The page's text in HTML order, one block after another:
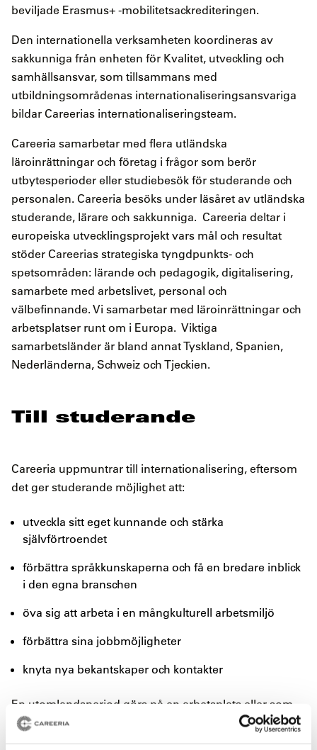
beviljade Erasmus+ -mobilitetsackrediteringen.
Den internationella verksamheten koordineras av
sakkunniga från enheten för Kvalitet, utveckling och
samhällsansvar, som tillsammans med
utbildningsområdenas internationaliseringsansvariga
bildar Careerias internationaliseringsteam.
Careeria samarbetar med flera utländska
läroinrättningar och företag i frågor som berör
utbytesperioder eller studiebesök för studerande och
personalen. Careeria besöks under läsåret av utländska
studerande, lärare och sakkunniga. Careeria deltar i
europeiska utvecklingsprojekt vars mål och resultat
stöder Careerias strategiska tyngdpunkts- och
spetsområden: lärande och pedagogik, digitalisering,
samarbete med arbetslivet, personal och
välbefinnande. Vi samarbetar med läroinrättningar och
arbetsplatser runt om i Europa. Viktiga
samarbetsländer är bland annat Tyskland, Spanien,
Nederländerna, Schweiz och Tjeckien.
Till studerande
Careeria uppmuntrar till internationalisering, eftersom
det ger studerande möjlighet att:
utveckla sitt eget kunnande och stärka
självförtroendet
förbättra språkkunskaperna och få en bredare inblick
i den egna branschen
öva sig att arbeta i en mångkulturell arbetsmiljö
förbättra sina jobbmöjligheter
knyta nya bekantskaper och kontakter
En utomlandsperiod görs på en arbetsplats eller som
en studieperiod eller ett studiebesök vid en skola.
Studerande gör sina utomlandsperioder